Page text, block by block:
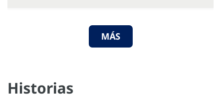
MÁS
Historias